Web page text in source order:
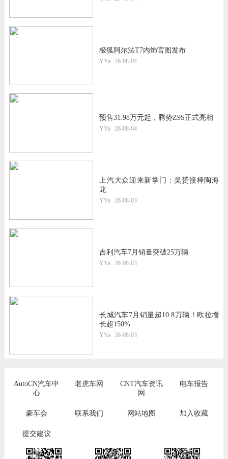
极狐阿尔法T7内饰官图发布
YYa 26-08-04
预售31.98万元起，腾势Z9S正式亮相
YYa 26-08-04
上汽大众迎来新掌门：吴赟接棒陶海
龙
YYa 26-08-03
吉利汽车7月销量突破25万辆
YYa 26-08-03
长城汽车7月销量超10.8万辆！欧拉增
长超150%
YYa 26-08-03
AutoCN汽车中
心
老虎车网
CNT汽车资讯
网
电车报告
豪车会 联系我们 网站地图 加入收藏
提交建议